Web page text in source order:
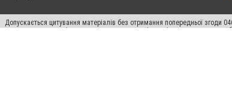
Допускається цитування матеріалів без отримання попередньої згоди
пошукових систем гіперпосилання на цитовані статті не нижче